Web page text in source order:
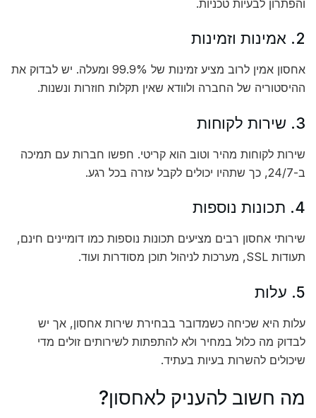
והפתרון לבעיות טכניות.
2. אמינות וזמינות
אחסון אמין לרוב מציע זמינות של 99.9% ומעלה. יש לבדוק את
ההיסטוריה של החברה ולוודא שאין תקלות חוזרות ונשנות.
3. שירות לקוחות
שירות לקוחות מהיר וטוב הוא קריטי. חפשו חברות עם תמיכה
ב-24/7, כך שתהיו יכולים לקבל עזרה בכל רגע.
4. תכונות נוספות
שירותי אחסון רבים מציעים תכונות נוספות כמו דומיינים חינם,
תעודות SSL, מערכות לניהול תוכן מסודרות ועוד.
5. עלות
עלות היא שכיחה כשמדובר בבחירת שירות אחסון, אך יש
לבדוק מה כלול במחיר ולא להתפתות לשירותים זולים מדי
שיכולים להשרות בעיות בעתיד.
מה חשוב להעניק לאחסון?